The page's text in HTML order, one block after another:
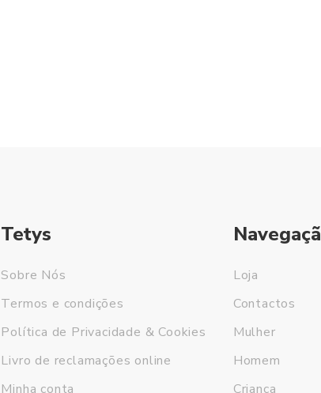
Tetys
Sobre Nós
Termos e condições
Política de Privacidade & Cookies
Livro de reclamações online
Minha conta
Loja
Contactos
Mulher
Homem
Criança